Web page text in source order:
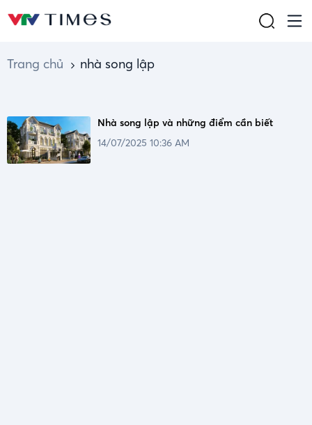
Trang chủ nhà song lập
Nhà song lập và những điểm cần biết
14/07/2025 10:36 AM